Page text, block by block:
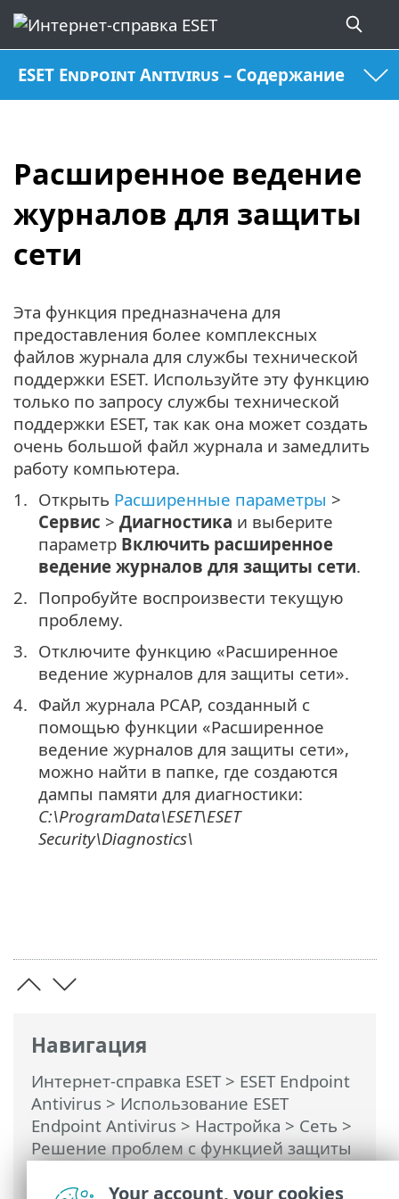
ESET Endpoint Antivirus – Содержание
Расширенное ведение
журналов для защиты
сети
Навигация
Интернет-справка ESET> ESET Endpoint
Antivirus > Использование ESET
Endpoint Antivirus > Настройка > Сеть >
Решение проблем с функцией защиты
журналов для защиты сети
Эта функция предназначена для
предоставления более комплексных
файлов журнала для службы технической
поддержки ESET. Используйте эту функцию
только по запросу службы технической
поддержки ESET, так как она может создать
очень большой файл журнала и замедлить
работу компьютера.
Открыть Расширенные параметры >
Сервис > Диагностика и выберите
параметр Включить расширенное
ведение журналов для защиты сети.
Попробуйте воспроизвести текущую
проблему.
Отключите функцию «Расширенное
ведение журналов для защиты сети».
Файл журнала PCAP, созданный с
помощью функции «Расширенное
ведение журналов для защиты сети»,
можно найти в папке, где создаются
дампы памяти для диагностики:
C:\ProgramData\ESET\ESET
Security\Diagnostics\
Your account, your cookies